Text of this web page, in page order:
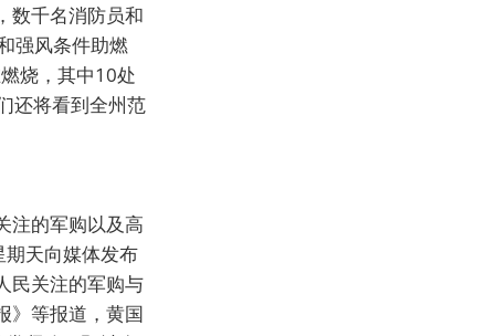
数千名消防员和
强风条件助燃
烧，其中10处
还将看到全州范
注的军购以及高
期天向媒体发布
民关注的军购与
》等报道，黄国